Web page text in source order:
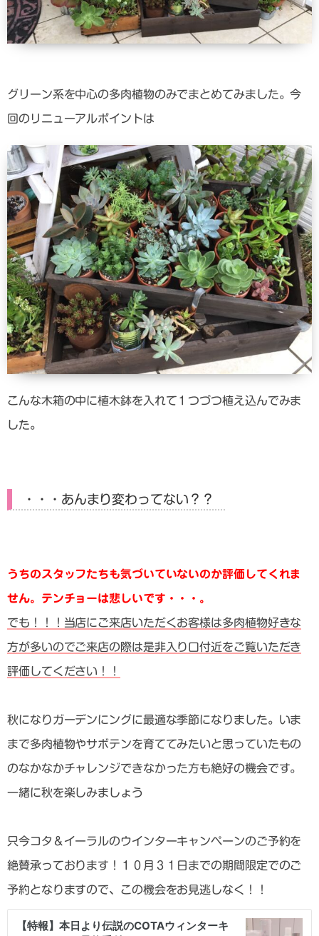
グリーン系を中心の多肉植物のみでまとめてみました。今
回のリニューアルポイントは
こんな木箱の中に植木鉢を入れて１つづつ植え込んでみま
した。
・・・あんまり変わってない？？
うちのスタッフたちも気づいていないのか評価してくれま
せん。テンチョーは悲しいです・・・。
でも！！！当店にご来店いただくお客様は多肉植物好きな
方が多いのでご来店の際は是非入り口付近をご覧いただき
評価してください！！
秋になりガーデンにングに最適な季節になりました。いま
まで多肉植物やサボテンを育ててみたいと思っていたもの
のなかなかチャレンジできなかった方も絶好の機会です。
一緒に秋を楽しみましょう
只今コタ＆イーラルのウインターキャンペーンのご予約を
絶賛承っております！１０月３１日までの期間限定でのご
予約となりますので、この機会をお見逃しなく！！